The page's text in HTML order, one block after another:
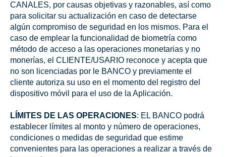
CANALES, por causas objetivas y razonables, así como
para solicitar su actualización en caso de detectarse
algún compromiso de seguridad en los mismos. Para el
caso de emplear la funcionalidad de biometría como
método de acceso a las operaciones monetarias y no
monerías, el CLIENTE/USARIO reconoce y acepta que
no son licenciadas por le BANCO y previamente el
cliente autoriza su uso en el momento del registro del
dispositivo móvil para el uso de la Aplicación.
LÍMITES DE LAS OPERACIONES: EL BANCO podrá
establecer límites al monto y número de operaciones,
condiciones o medidas de seguridad que estime
convenientes para las operaciones a realizar a través de